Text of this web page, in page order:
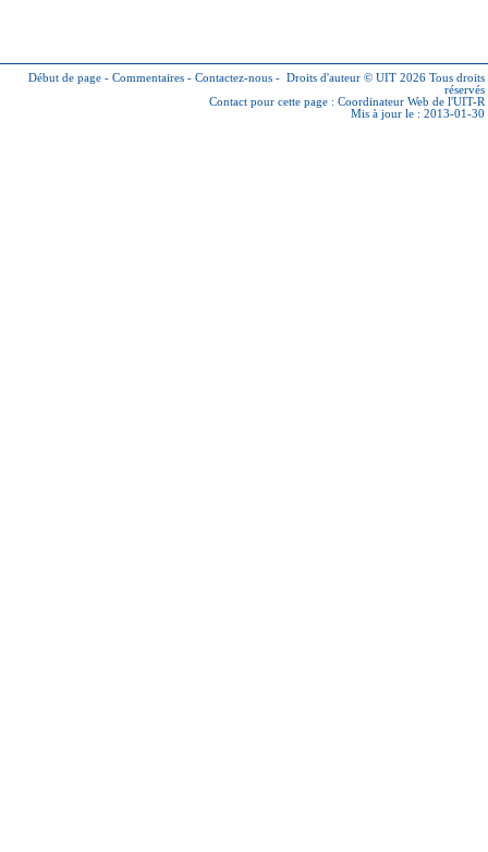
Début de page - Commentaires - Contactez-nous - Droits d'auteur © UIT 2026 Tous droits
réservés
Contact pour cette page : Coordinateur Web de l'UIT-R
Mis à jour le : 2013-01-30